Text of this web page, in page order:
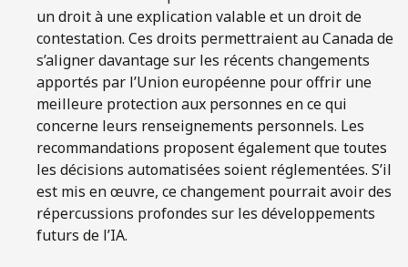
un droit à une explication valable et un droit de
contestation. Ces droits permettraient au Canada de
s’aligner davantage sur les récents changements
apportés par l’Union européenne pour offrir une
meilleure protection aux personnes en ce qui
concerne leurs renseignements personnels. Les
recommandations proposent également que toutes
les décisions automatisées soient réglementées. S’il
est mis en œuvre, ce changement pourrait avoir des
répercussions profondes sur les développements
futurs de l’IA.